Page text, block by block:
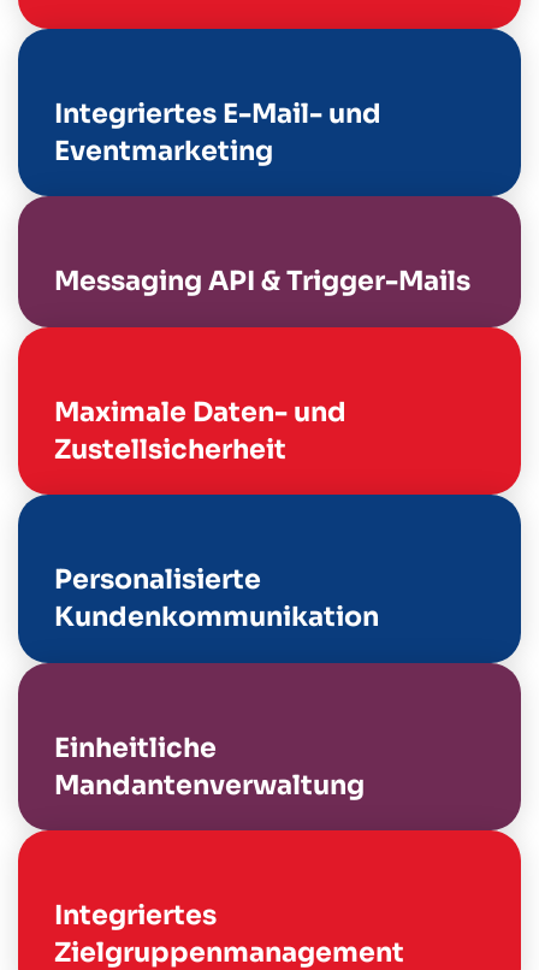
Integriertes E-Mail- und
Eventmarketing
Messaging API & Trigger-Mails
Maximale Daten- und
Zustellsicherheit
Personalisierte
Kundenkommunikation
Einheitliche
Mandantenverwaltung
Integriertes
Zielgruppenmanagement